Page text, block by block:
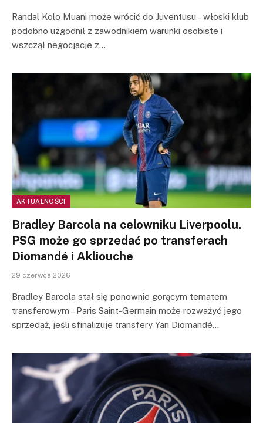
Randal Kolo Muani może wrócić do Juventusu – włoski klub
podobno uzgodnił z zawodnikiem warunki osobiste i
wszczął negocjacje z…
AKTUALNOŚCI
Bradley Barcola na celowniku Liverpoolu.
PSG może go sprzedać po transferach
Diomandé i Akliouche
29 czerwca 2026
Bradley Barcola stał się ponownie gorącym tematem
transferowym – Paris Saint-Germain może rozważyć jego
sprzedaż, jeśli sfinalizuje transfery Yan Diomandé…